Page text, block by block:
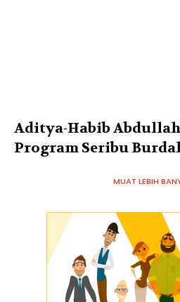
Aditya-Habib
Program Seribu
MUAT LEBIH